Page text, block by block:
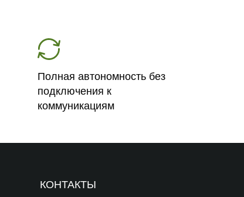
Полная автономность без
подключения к
коммуникациям
КОНТАКТЫ